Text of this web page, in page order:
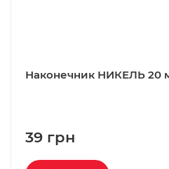
Наконечник НИКЕЛЬ 20
39 грн